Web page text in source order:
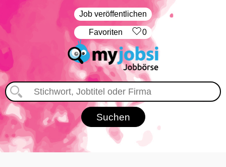
Job veröffentlichen
‏Favoriten 0